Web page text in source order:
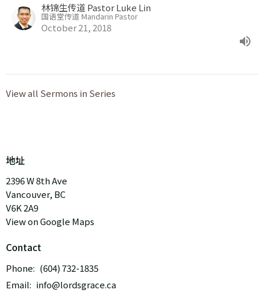
林锦生传道 Pastor Luke Lin
国语堂传道 Mandarin Pastor
October 21, 2018
View all Sermons in Series
地址
2396 W 8th Ave
Vancouver, BC
V6K 2A9
View on Google Maps
Contact
Phone: (604) 732-1835
Email: info@lordsgrace.ca